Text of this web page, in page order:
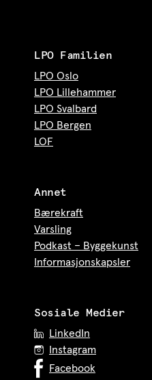
LPO Familien
LPO Oslo
LPO Lillehammer
LPO Svalbard
LPO Bergen
LOF
Annet
Bærekraft
Varsling
Podkast – Byggekunst
Informasjonskapsler
Sosiale Medier
LinkedIn
Instagram
Facebook